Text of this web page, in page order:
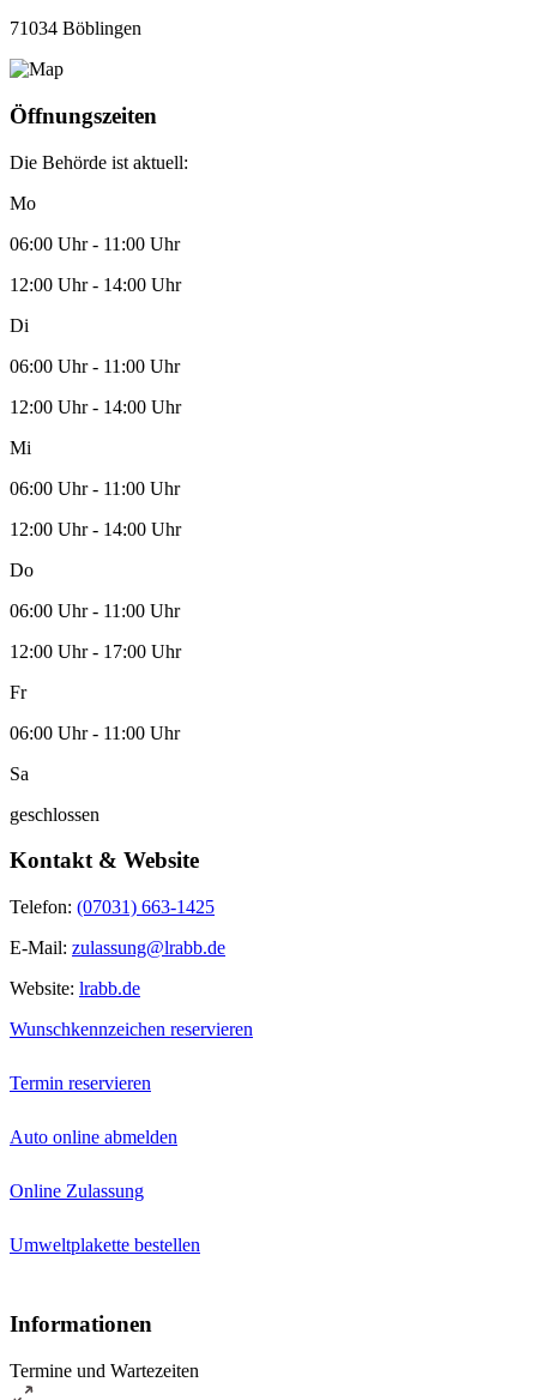
71034 Böblingen
Öffnungszeiten
Die Behörde ist aktuell:
Mo
06:00 Uhr - 11:00 Uhr
12:00 Uhr - 14:00 Uhr
Di
06:00 Uhr - 11:00 Uhr
12:00 Uhr - 14:00 Uhr
Mi
06:00 Uhr - 11:00 Uhr
12:00 Uhr - 14:00 Uhr
Do
06:00 Uhr - 11:00 Uhr
12:00 Uhr - 17:00 Uhr
Fr
06:00 Uhr - 11:00 Uhr
Sa
geschlossen
Kontakt & Website
Telefon: (07031) 663-1425
E-Mail: zulassung@lrabb.de
Website: lrabb.de
Wunschkennzeichen reservieren
Termin reservieren
Auto online abmelden
Online Zulassung
Umweltplakette bestellen
Informationen
Termine und Wartezeiten